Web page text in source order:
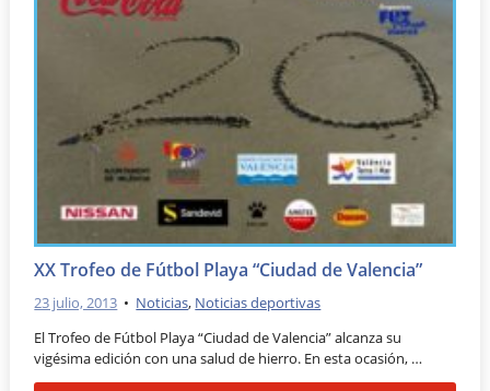
XX Trofeo de Fútbol Playa “Ciudad de Valencia”
23 julio, 2013 • Noticias, Noticias deportivas
El Trofeo de Fútbol Playa “Ciudad de Valencia” alcanza su
vigésima edición con una salud de hierro. En esta ocasión, …